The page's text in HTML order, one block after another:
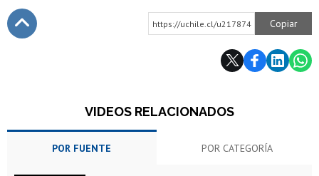
https://uchile.cl/u217874 Copiar
VIDEOS RELACIONADOS
POR FUENTE POR CATEGORÍA